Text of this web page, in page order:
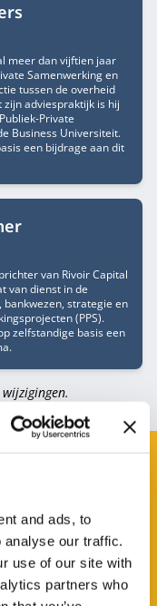
and ads, to
analyse our traffic.
use of our site with
partners who
meer dan vijftien jaar
Samenwerking en
tussen de overheid
adviespraktijk is hij
Private
Business Universiteit.
een bijdrage aan dit
van Rivoir Capital
van dienst in de
strategie en
(PPS).
zelfstandige basis een
je ontvangt